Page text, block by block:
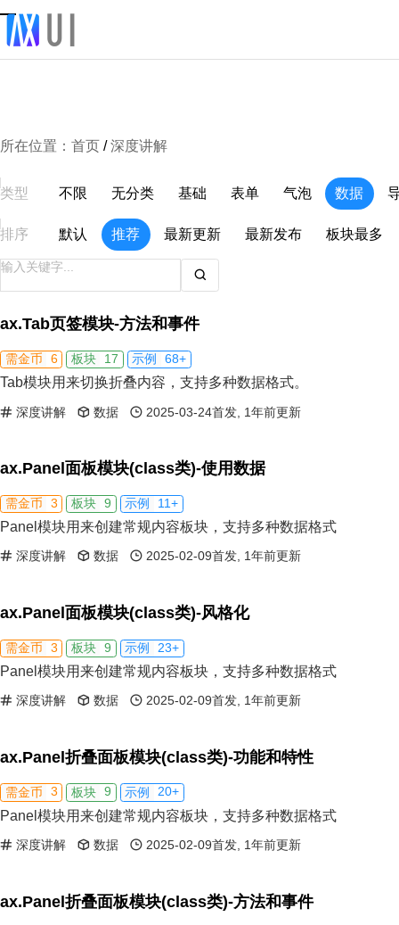
所在位置： 首页 /深度讲解
类型 不限 无分类 基础 表单 气泡 数据
排序 默认 推荐 最新更新 最新发布 板块最多
ax.Tab页签模块-方法和事件
需金币 6 板块 17 示例 68+
Tab模块用来切换折叠内容，支持多种数据格式。
深度讲解 数据 2025-03-24首发, 1年前更新
ax.Panel面板模块(class类)-使用数据
需金币 3 板块 9 示例 11+
Panel模块用来创建常规内容板块，支持多种数据格式
深度讲解 数据 2025-02-09首发, 1年前更新
ax.Panel面板模块(class类)-风格化
需金币 3 板块 9 示例 23+
Panel模块用来创建常规内容板块，支持多种数据格式
深度讲解 数据 2025-02-09首发, 1年前更新
ax.Panel折叠面板模块(class类)-功能和特性
需金币 3 板块 9 示例 20+
Panel模块用来创建常规内容板块，支持多种数据格式
深度讲解 数据 2025-02-09首发, 1年前更新
ax.Panel折叠面板模块(class类)-方法和事件